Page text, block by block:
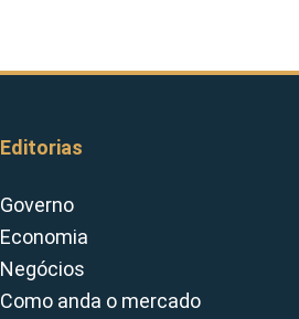
Editorias
Governo
Economia
Negócios
Como anda o mercado